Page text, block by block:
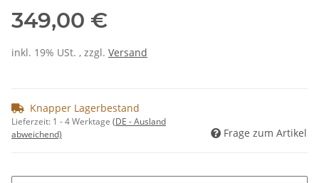
349,00 €
inkl. 19% USt. , zzgl. Versand
Knapper Lagerbestand
Lieferzeit: 1 - 4 Werktage (DE - Ausland
abweichend)
Frage zum Artikel